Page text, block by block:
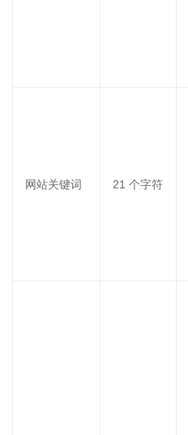
网站关键词 21 个字符